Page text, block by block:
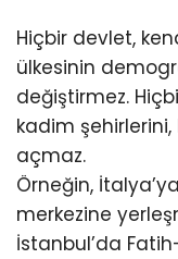
Hiçbir devlet,
ülkesinin
değiştirmez.
kadim şehirlerini,
açmaz.
Örneğin,
merkezine
İstanbul’da